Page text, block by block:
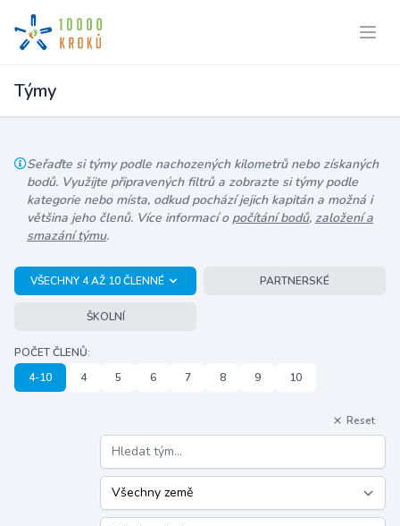
Týmy
Seřaďte si týmy podle nachozených kilometrů nebo získaných
bodů. Využijte připravených filtrů a zobrazte si týmy podle
kategorie nebo místa, odkud pochází jejich kapitán a možná i
většina jeho členů. Více informací o počítání bodů, založení a
smazání týmu.
VŠECHNY 4 AŽ 10 ČLENNÉ PARTNERSKÉ
ŠKOLNÍ
POČET ČLENŮ:
4-10
4 5 6 7 8 9 10
Reset